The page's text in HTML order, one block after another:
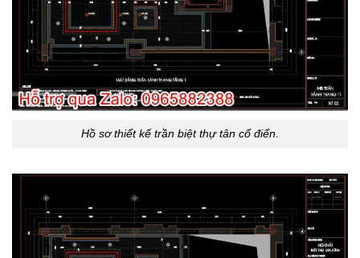
Hồ sơ thiết kế trần biệt thự tân cổ điển.